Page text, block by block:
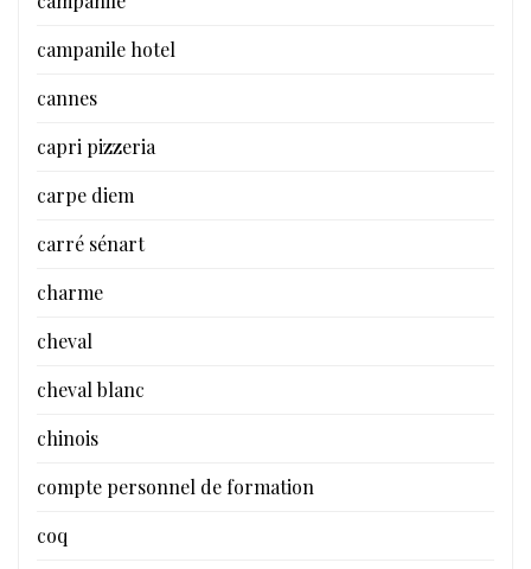
campanile hotel
cannes
capri pizzeria
carpe diem
carré sénart
charme
cheval
cheval blanc
chinois
compte personnel de formation
coq